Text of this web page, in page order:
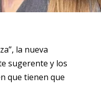
la nueva
sugerente y los
que tienen que